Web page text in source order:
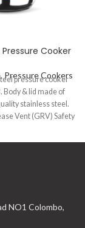
Pressure Cooker
, Pressure Cookers
pressure cooker
Body & lid made of
stainless steel.
Vent (GRV) Safety
NO1 Colombo,